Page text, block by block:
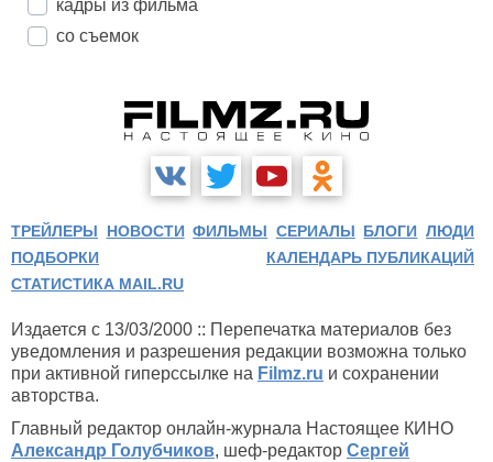
кадры из фильма
со съемок
ТРЕЙЛЕРЫ НОВОСТИ ФИЛЬМЫ СЕРИАЛЫ БЛОГИ ЛЮДИ
ПОДБОРКИ
КАЛЕНДАРЬ ПУБЛИКАЦИЙ
СТАТИСТИКА MAIL.RU
Издается с 13/03/2000 :: Перепечатка материалов без
уведомления и разрешения редакции возможна только
при активной гиперссылке на Filmz.ru и сохранении
авторства.
Главный редактор онлайн-журнала Настоящее КИНО
Александр Голубчиков, шеф-редактор Сергей